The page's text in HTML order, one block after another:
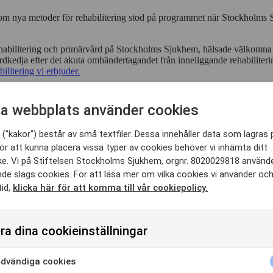
nya metoder för rehabilitering stod på programmet när Stockholms
och primärvård på Stockholms Sjukhem, hälsade
efter det akuta omhändertagandet från inneliggande
vi erbjuder.
forskare från Karolinska Institutet (KI) forskningsprojektet "Make
Sjukhem deltagit.
enhet, presenterade utgångspunkterna för projektet där man
tobak, alkohol, fysisk aktivitet och matvanor.Läs mer om
hur man i projektet genomför en studie med personer som haft
man hur och om engagerande aktiviteter i vardagen och
och som stöd för förändring av och medvetenhet om
”F@ce” som är en teknikbaserad plattform där den
man kan se så här långt i projektet är att mobilen används för att
och det finns utvecklingspotential.
webbplats använder cookies
består av små textfiler. Dessa innehåller data som lagras
att kunna placera vissa typer av cookies behöver vi inhämta ditt
Vi på Stiftelsen Stockholms Sjukhem, orgnr. 8020029818
slags cookies. För att läsa mer om vilka cookies vi använder och
klicka här för att komma till vår cookiepolicy.
dina cookieinställningar
cookies